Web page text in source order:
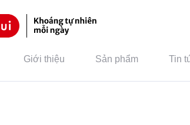
Giới thiệu Sản phẩm Tin